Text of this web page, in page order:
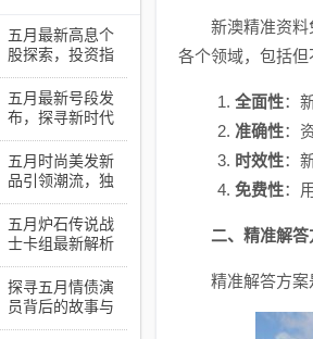
五月最新高息个
股探索，投资指
南与热门选择
五月最新号段发
布，探寻新时代
的机遇与挑战
五月时尚美发新
品引领潮流，独
特魅力展现秀发
风采
五月炉石传说战
士卡组最新解析
与攻略
探寻五月情债演
员背后的故事与
演技魅力
新澳精准资料免
各个领域，包括但
全面性：
准确性：
时效性：
免费性：
二、精准解
精准解答方案是